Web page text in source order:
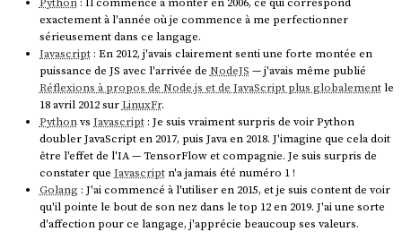
exactement à l'année où je commence à me perfectionner
sérieusement dans ce langage.
Javascript: En 2012, j'avais clairement senti une forte montée en
puissance de JS avec l'arrivée de NodeJS — j'avais même publié
Réflexions à propos de Node.js et de JavaScript plus globalementle
18 avril 2012 surLinuxFr.
Pythonvs Javascript: Je suis vraiment surpris de voir Python
doubler JavaScript en 2017, puis Java en 2018. J'imagine que cela doit
être l'effet de l'IA — TensorFlow et compagnie. Je suis surpris de
constater que Javascriptn'a jamais été numéro 1 !
Golang : J'ai commencé à l'utiliser en 2015, et je suis content de voir
qu'il pointe le bout de son nez dans le top 12 en 2019. J'ai une sorte
d'affection pour ce langage, j'apprécie beaucoup ses valeurs.